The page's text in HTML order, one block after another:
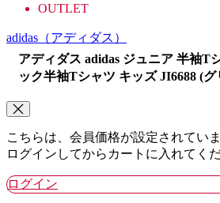
OUTLET
adidas （アディダス）
アディダス adidas ジュニア 半袖T
ック半袖Tシャツ キッズ JI6688 (グ
こちらは、会員価格が設定されていま
ログインしてからカートに入れてくだ
ログイン